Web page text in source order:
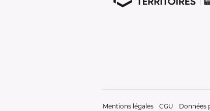
Mentions légales CGU Données